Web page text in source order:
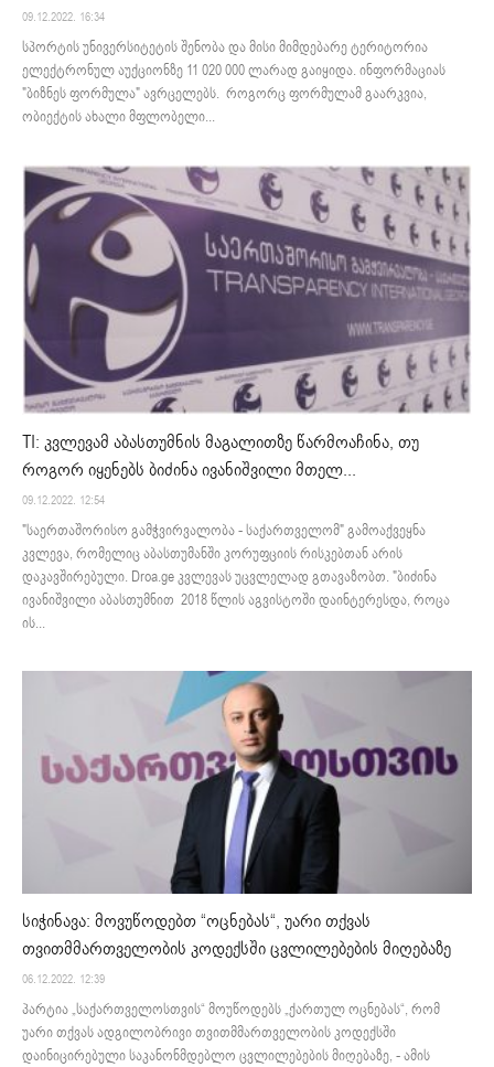
09.12.2022. 16:34
სპორტის უნივერსიტეტის შენობა და მისი მიმდებარე ტერიტორია
ელექტრონულ აუქციონზე 11 020 000 ლარად გაიყიდა. ინფორმაციას
"ბიზნეს ფორმულა" ავრცელებს. როგორც ფორმულამ გაარკვია,
ობიექტის ახალი მფლობელი...
TI: კვლევამ აბასთუმნის მაგალითზე წარმოაჩინა, თუ
როგორ იყენებს ბიძინა ივანიშვილი მთელ...
09.12.2022. 12:54
"საერთაშორისო გამჭვირვალობა - საქართველომ" გამოაქვეყნა
კვლევა, რომელიც აბასთუმანში კორუფციის რისკებთან არის
დაკავშირებული. Droa.ge კვლევას უცვლელად გთავაზობთ. "ბიძინა
ივანიშვილი აბასთუმნით 2018 წლის აგვისტოში დაინტერესდა, როცა
ის...
სიჭინავა: მოვუწოდებთ “ოცნებას“, უარი თქვას
თვითმმართველობის კოდექსში ცვლილებების მიღებაზე
06.12.2022. 12:39
პარტია „საქართველოსთვის“ მოუწოდებს „ქართულ ოცნებას“, რომ
უარი თქვას ადგილობრივი თვითმმართველობის კოდექსში
დაინიცირებული საკანონმდებლო ცვლილებების მიღებაზე, - ამის